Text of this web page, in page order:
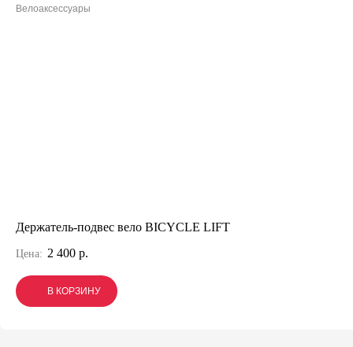
Велоаксессуары
Держатель-подвес вело BICYCLE LIFT
Цена: 2 400 р.
В КОРЗИНУ
В КОРЗИНУ
В КОРЗИНУ